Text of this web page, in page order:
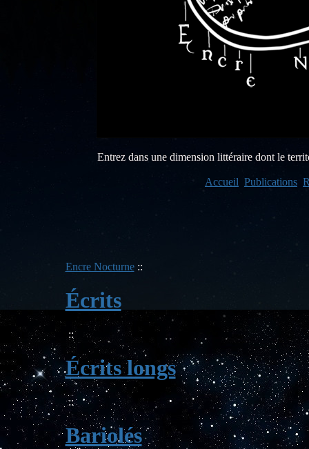
Entrez dans une dimension littéraire dont le
Accueil Publications
Encre Nocturne::
Écrits
::
Écrits longs
::
Bariolés